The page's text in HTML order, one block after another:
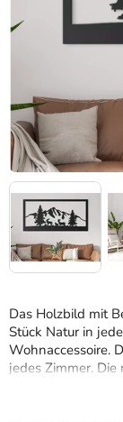
Das Holzbild mit
Stück Natur in
Wohnaccessoire.
jedes Zimmer.